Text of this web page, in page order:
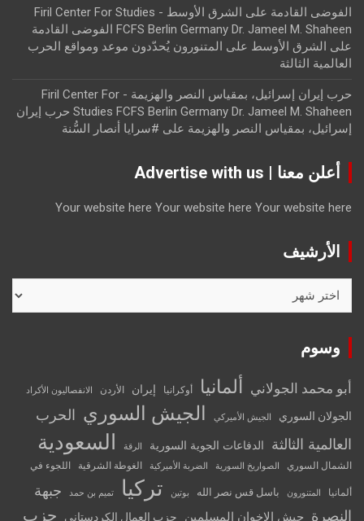
الفوضى القادمة على الشرق الأوسط - Firil Center For Studies
FCFS Berlin Germany Dr. Jameel M. Shaheen الفوضى القادمة
على الشرق الأوسط على
المتنورون يُحدّدون موعد ومواقع الحرب
العالمية الثالثة
حرب إيران إسرائيل، بمقياس النصر والهزيمة - Firil Center For
Studies FCFS Berlin Germany Dr. Jameel M. Shaheen حرب إيران
إسرائيل، بمقياس النصر والهزيمة على #سرايا أنصار السُّنة
أعلن معنا | Advertise with us
Your website here Your website here Your website here
الأرشيف
وسوم
أبو محمد الجولاني ألمانيا أوكرانيا إيران الأردن الانفصاليون الأكراد
الجولان السوري الجيش الأميركي الجيش السوري الحرب
العالمية الثالثة
الدفاعات الجوية السورية الرقة السعودية
الشمال السوري الصواريخ السورية الضربة الأميركية الغوطة الشرقية اللجوء في
ألمانيا المتنورون باسل قس نصر الله بوتين تركيا تميم بن حمد
جبهة
النصرة
جيش الإخوان المسلمين حزب العمال الكردستاني حزب